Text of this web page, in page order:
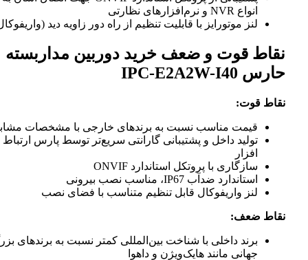
انواع NVR و نرم‌افزارهای نظارتی
لنز موتورایز با قابلیت تنظیم از راه دور زاویه دید (واریفوکال)
نقاط قوت و ضعف خرید دوربین مداربسته
حارس IPC-E2A2W-I40
نقاط قوت:
قیمت مناسب نسبت به برندهای خارجی با مشخصات مشابه
تولید داخل و پشتیبانی گارانتی سریع‌تر توسط پارس ارتباط
افزار
سازگاری با پروتکل استاندارد ONVIF
استاندارد ضدآب IP67، مناسب نصب بیرونی
لنز واریفوکال قابل تنظیم متناسب با فضای نصب
نقاط ضعف:
برند داخلی با شناخت بین‌المللی کمتر نسبت به برندهای
جهانی مانند هایک‌ویژن و داهوا